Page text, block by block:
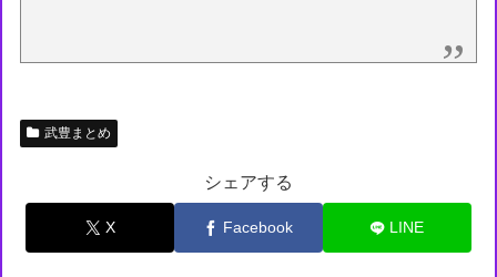
武豊まとめ
シェアする
X Facebook LINE